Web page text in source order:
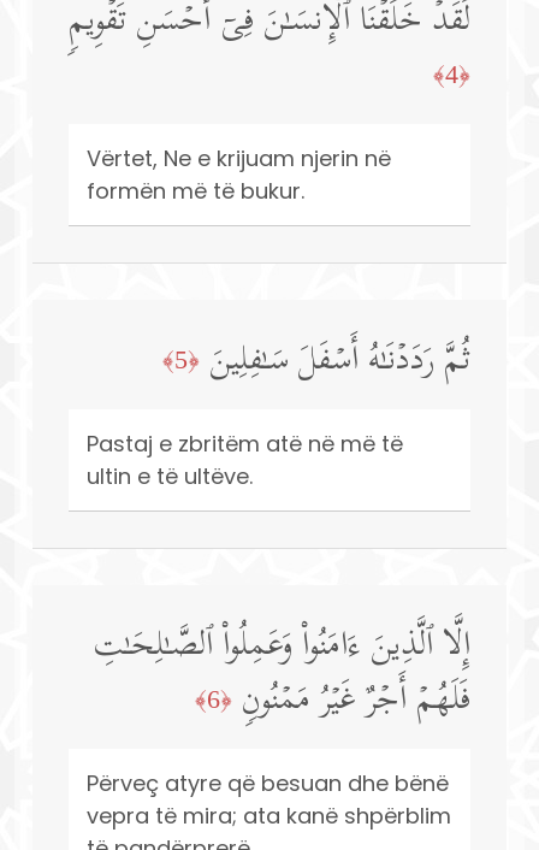
لَقَدۡ خَلَقۡنَا ٱلۡإِنسَـٰنَ فِیۤ أَحۡسَنِ تَقۡوِیمࣲ
﴿4﴾
Vërtet, Ne e krijuam njerin në
formën më të bukur.
ثُمَّ رَدَدۡنَـٰهُ أَسۡفَلَ سَـٰفِلِینَ ﴿5﴾
Pastaj e zbritëm atë në më të
ultin e të ultëve.
إِلَّا ٱلَّذِینَ ءَامَنُوا۟ وَعَمِلُوا۟ ٱلصَّـٰلِحَـٰتِ
فَلَهُمۡ أَجۡرٌ غَیۡرُ مَمۡنُونࣲ ﴿6﴾
Përveç atyre që besuan dhe bënë
vepra të mira; ata kanë shpërblim